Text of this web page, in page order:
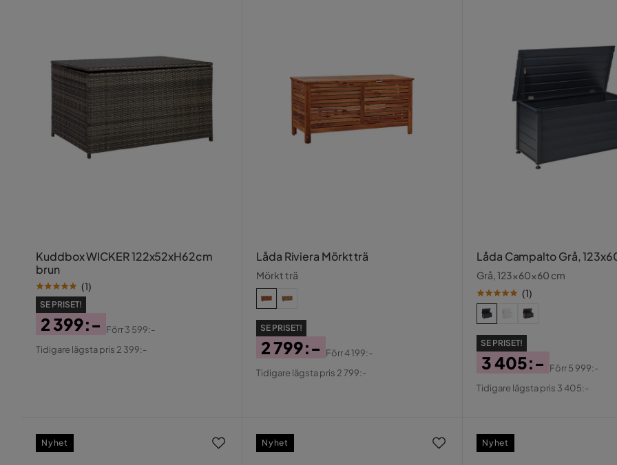
Kuddbox WICKER 122x52xH62cm
brun
(1)
SE PRISET!
Pris
2 399:-
Original
Förr3 599:-
Tidigare lägsta pris 2 399:-
Låda Riviera Mörkt trä
Mörkt trä
SE PRISET!
Pris
2 799:-
Original
Förr4 199:-
Tidigare lägsta pris 2 799:-
Låda Campalto Grå,
Grå, 123x60x60 cm
(1)
SE PRISET!
Pris
3 405:-
Original
Förr5 999:-
Tidigare lägsta pris 3 405:-
Nyhet Nyhet Nyhet